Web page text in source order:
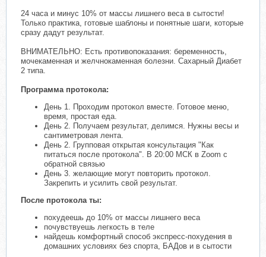
24 часа и минус 10% от массы лишнего веса в сытости!
Только практика, готовые шаблоны и понятные шаги, которые
сразу дадут результат.
ВНИМАТЕЛЬНО: Есть противопоказания: беременность,
мочекаменная и желчнокаменная болезни. Сахарный Диабет
2 типа.
Программа протокола:
День 1. Проходим протокол вместе. Готовое меню,
время, простая еда.
День 2. Получаем результат, делимся. Нужны весы и
сантиметровая лента.
День 2. Групповая открытая консультация "Как
питаться после протокола". В 20:00 МСК в Zoom с
обратной связью
День 3. желающие могут повторить протокол.
Закрепить и усилить свой результат.
После протокола ты:
похудеешь до 10% от массы лишнего веса
почувствуешь легкость в теле
найдешь комфортный способ экспресс-похудения в
домашних условиях без спорта, БАДов и в сытости